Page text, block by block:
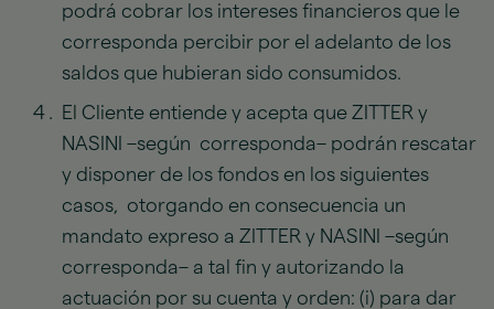
podrá cobrar los intereses financieros que le
corresponda percibir por el adelanto de los
saldos que hubieran sido consumidos.
El Cliente entiende y acepta que ZITTER y
NASINI –según corresponda– podrán rescatar
y disponer de los fondos en los siguientes
casos, otorgando en consecuencia un
mandato expreso a ZITTER y NASINI –según
corresponda– a tal fin y autorizando la
actuación por su cuenta y orden: (i) para dar